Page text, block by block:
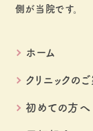
側が当院です。
ホーム
クリニックの
初めての方へ